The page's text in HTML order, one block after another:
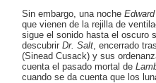
Sin embargo, una noche Edward
que vienen de la rejilla de
sigue el sonido hasta el oscuro
descubrir Dr. Salt, encerrado
(Sinead Cusack) y sus
cuenta el pasado mortal de
cuando se da cuenta que los